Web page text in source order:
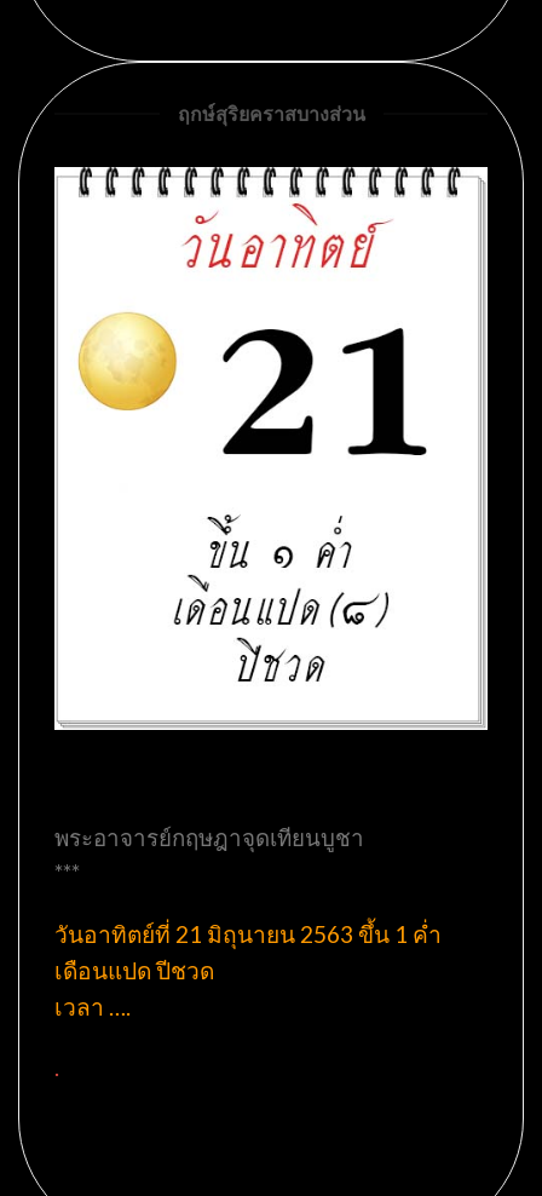
ฤกษ์สุริยคราสบางส่วน
พระอาจารย์กฤษฎาจุดเทียนบูชา
***
วันอาทิตย์ที่ 21 มิถุนายน 2563 ขึ้น 1 ค่ำ
เดือนแปด ปีชวด
เวลา ….
.